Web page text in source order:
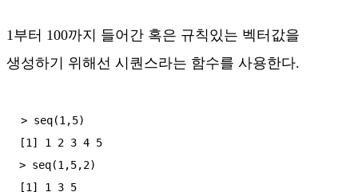
1부터 100까지 들어간 혹은 규칙있는 벡터값을
생성하기 위해선 시퀀스라는 함수를 사용한다.
> seq(1,5)
[1] 1 2 3 4 5
> seq(1,5,2)
[1] 1 3 5